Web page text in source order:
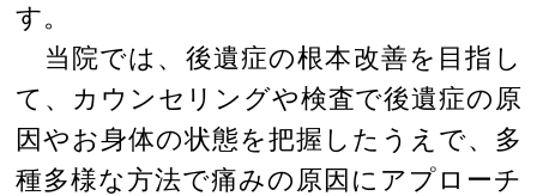
す。
当院では、後遺症の根本改善を目指し
て、カウンセリングや検査で後遺症の原
因やお身体の状態を把握したうえで、多
種多様な方法で痛みの原因にアプローチ